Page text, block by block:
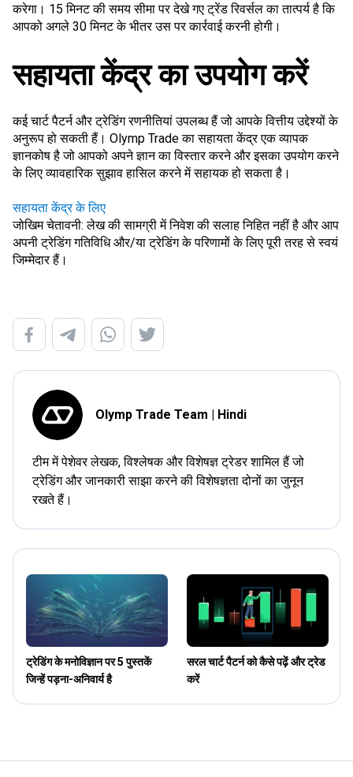
करेगा। 15 मिनट की समय सीमा पर देखे गए ट्रेंड रिवर्सल का तात्पर्य है कि
आपको अगले 30 मिनट के भीतर उस पर कार्रवाई करनी होगी।
सहायता केंद्र का उपयोग करें
कई चार्ट पैटर्न और ट्रेडिंग रणनीतियां उपलब्ध हैं जो आपके वित्तीय उद्देश्यों के
अनुरूप हो सकती हैं। Olymp Trade का सहायता केंद्र एक व्यापक
ज्ञानकोष है जो आपको अपने ज्ञान का विस्तार करने और इसका उपयोग करने
के लिए व्यावहारिक सुझाव हासिल करने में सहायक हो सकता है।
सहायता केंद्र के लिए
जोखिम चेतावनी: लेख की सामग्री में निवेश की सलाह निहित नहीं है और आप
अपनी ट्रेडिंग गतिविधि और/या ट्रेडिंग के परिणामों के लिए पूरी तरह से स्वयं
जिम्मेदार हैं।
Olymp Trade Team | Hindi
टीम में पेशेवर लेखक, विश्लेषक और विशेषज्ञ ट्रेडर शामिल हैं जो
ट्रेडिंग और जानकारी साझा करने की विशेषज्ञता दोनों का जुनून
रखते हैं।
ट्रेडिंग के मनोविज्ञान पर 5 पुस्तकें
जिन्हें पड़ना-अनिवार्य है
सरल चार्ट पैटर्न को कैसे पढ़ें और ट्रेड
करें